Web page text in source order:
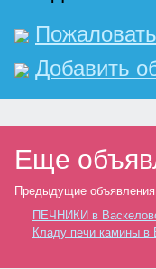
Добавить
Еще
Предыдущие объявления
ПЕЧНИКИ в
Кладу печи камины в